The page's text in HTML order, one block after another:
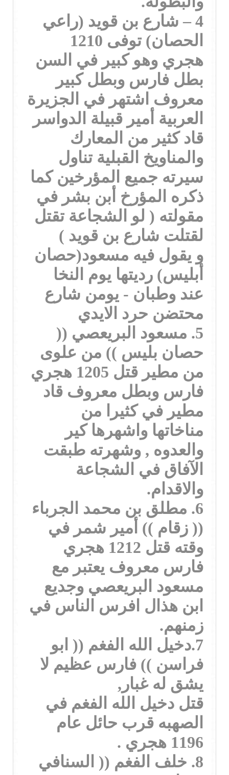
4 – شارع بن قويد (راعي
الحصان) توفى 1210
هجري وهو كبير في السن
بطل فارس وبطل كبير
معروف اشتهر في الجزيرة
العربية أمير قبيلة الدواسر
قاد كثير من المعارك
والمناويخ القبلية تناول
سيرته جميع المؤرخين كما
ذكره المؤرخ أبن بشر في
مقولته ( لو الشجاعة تقتل
لقتلت شارع بن قويد )
و يقول فيه مسعود(حصان
أبليس) رديتها يوم النخا
عند وطبان - يومن شارع
محتضن حرد الايدي
5. مسعود البريعصي ((
حصان بليس )) من علوى
من مطير قتل 1205 هجري
فارس وبطل معروف قاد
مطير في كثيرا من
مناخاتها واشهرها كير
والعدوه , وشهرته طبقت
الآفاق في الشجاعة
والاقدام.
6. مطلق بن محمد الجرباء
(( زقام )) أمير شمر في
وقته قتل 1212 هجري
فارس معروف يعتبر مع
مسعود البريعصي وجديع
ابن هذال افرس الناس في
زمنهم.
7.دخيل الله الفغم (( ابو
فراسن )) فارس عظيم لا
يشق له غبار,
قتل دخيل الله الفغم في
الصهبه قرب حائل عام
1196 هجري .
8. خلف الفغم (( السنافي